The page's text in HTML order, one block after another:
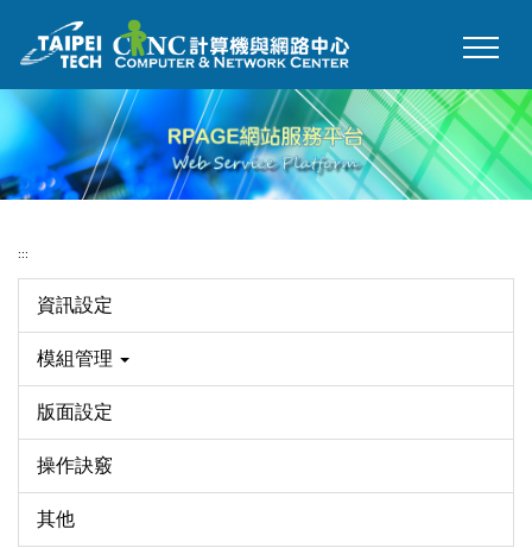
到
要
內
區
:::
資訊設定
模組管理
版面設定
操作訣竅
其他